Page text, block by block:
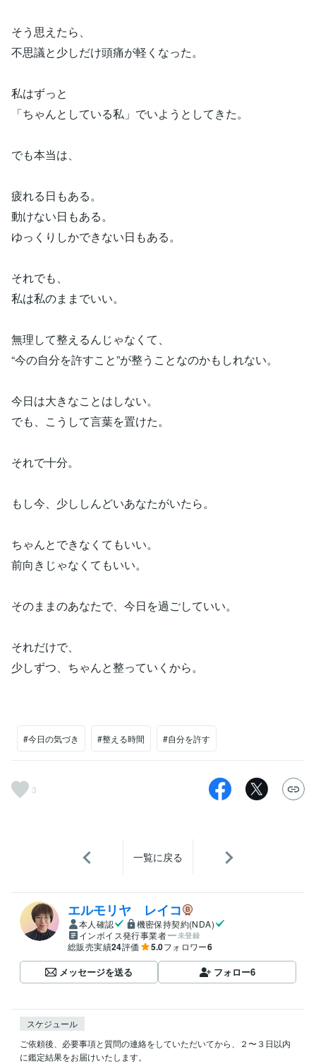
そう思えたら、
不思議と少しだけ頭痛が軽くなった。
私はずっと
「ちゃんとしている私」でいようとしてきた。
でも本当は、
疲れる日もある。
動けない日もある。
ゆっくりしかできない日もある。
それでも、
私は私のままでいい。
無理して整えるんじゃなくて、
“今の自分を許すこと”が整うことなのかもしれない。
今日は大きなことはしない。
でも、こうして言葉を置けた。
それで十分。
もし今、少ししんどいあなたがいたら。
ちゃんとできなくてもいい。
前向きじゃなくてもいい。
そのままのあなたで、今日を過ごしていい。
それだけで、
少しずつ、ちゃんと整っていくから。
#今日の気づき #整える時間 #自分を許す
3
一覧に戻る
エルモリヤ レイコ
本人確認
機密保持契約(NDA)
インボイス発行事業者
未登録
総販売実績24評価 5.0フォロワー6
メッセージを送る フォロー6
スケジュール
ご依頼後、必要事項と質問の連絡をしていただいてから、２〜３日以内